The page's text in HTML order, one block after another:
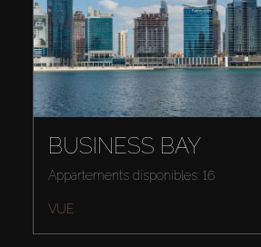
BUSINESS BAY
Appartements disponibles: 16
VUE